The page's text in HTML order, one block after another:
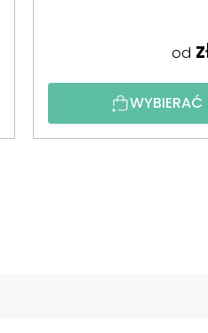
od
WYBIERAĆ